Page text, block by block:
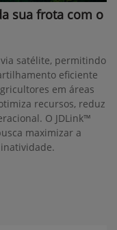
sua frota com o
satélite, permitindo
eficiente
em áreas
recursos, reduz
O JDLink™
maximizar a